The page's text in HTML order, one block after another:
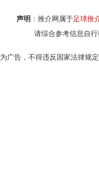
声明 ：推介网属于足球推
请综合参考信息自
广告，不得违反国家法律规